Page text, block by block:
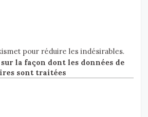
pour réduire les indésirables.
la façon dont les données de
sont traitées